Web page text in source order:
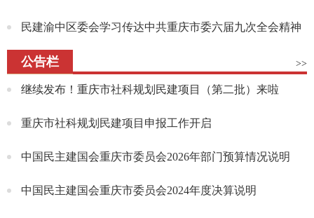
民建渝中区委会学习传达中共重庆市委六届九次全会精神
公告栏 >>
继续发布！重庆市社科规划民建项目（第二批）来啦
重庆市社科规划民建项目申报工作开启
中国民主建国会重庆市委员会2026年部门预算情况说明
中国民主建国会重庆市委员会2024年度决算说明